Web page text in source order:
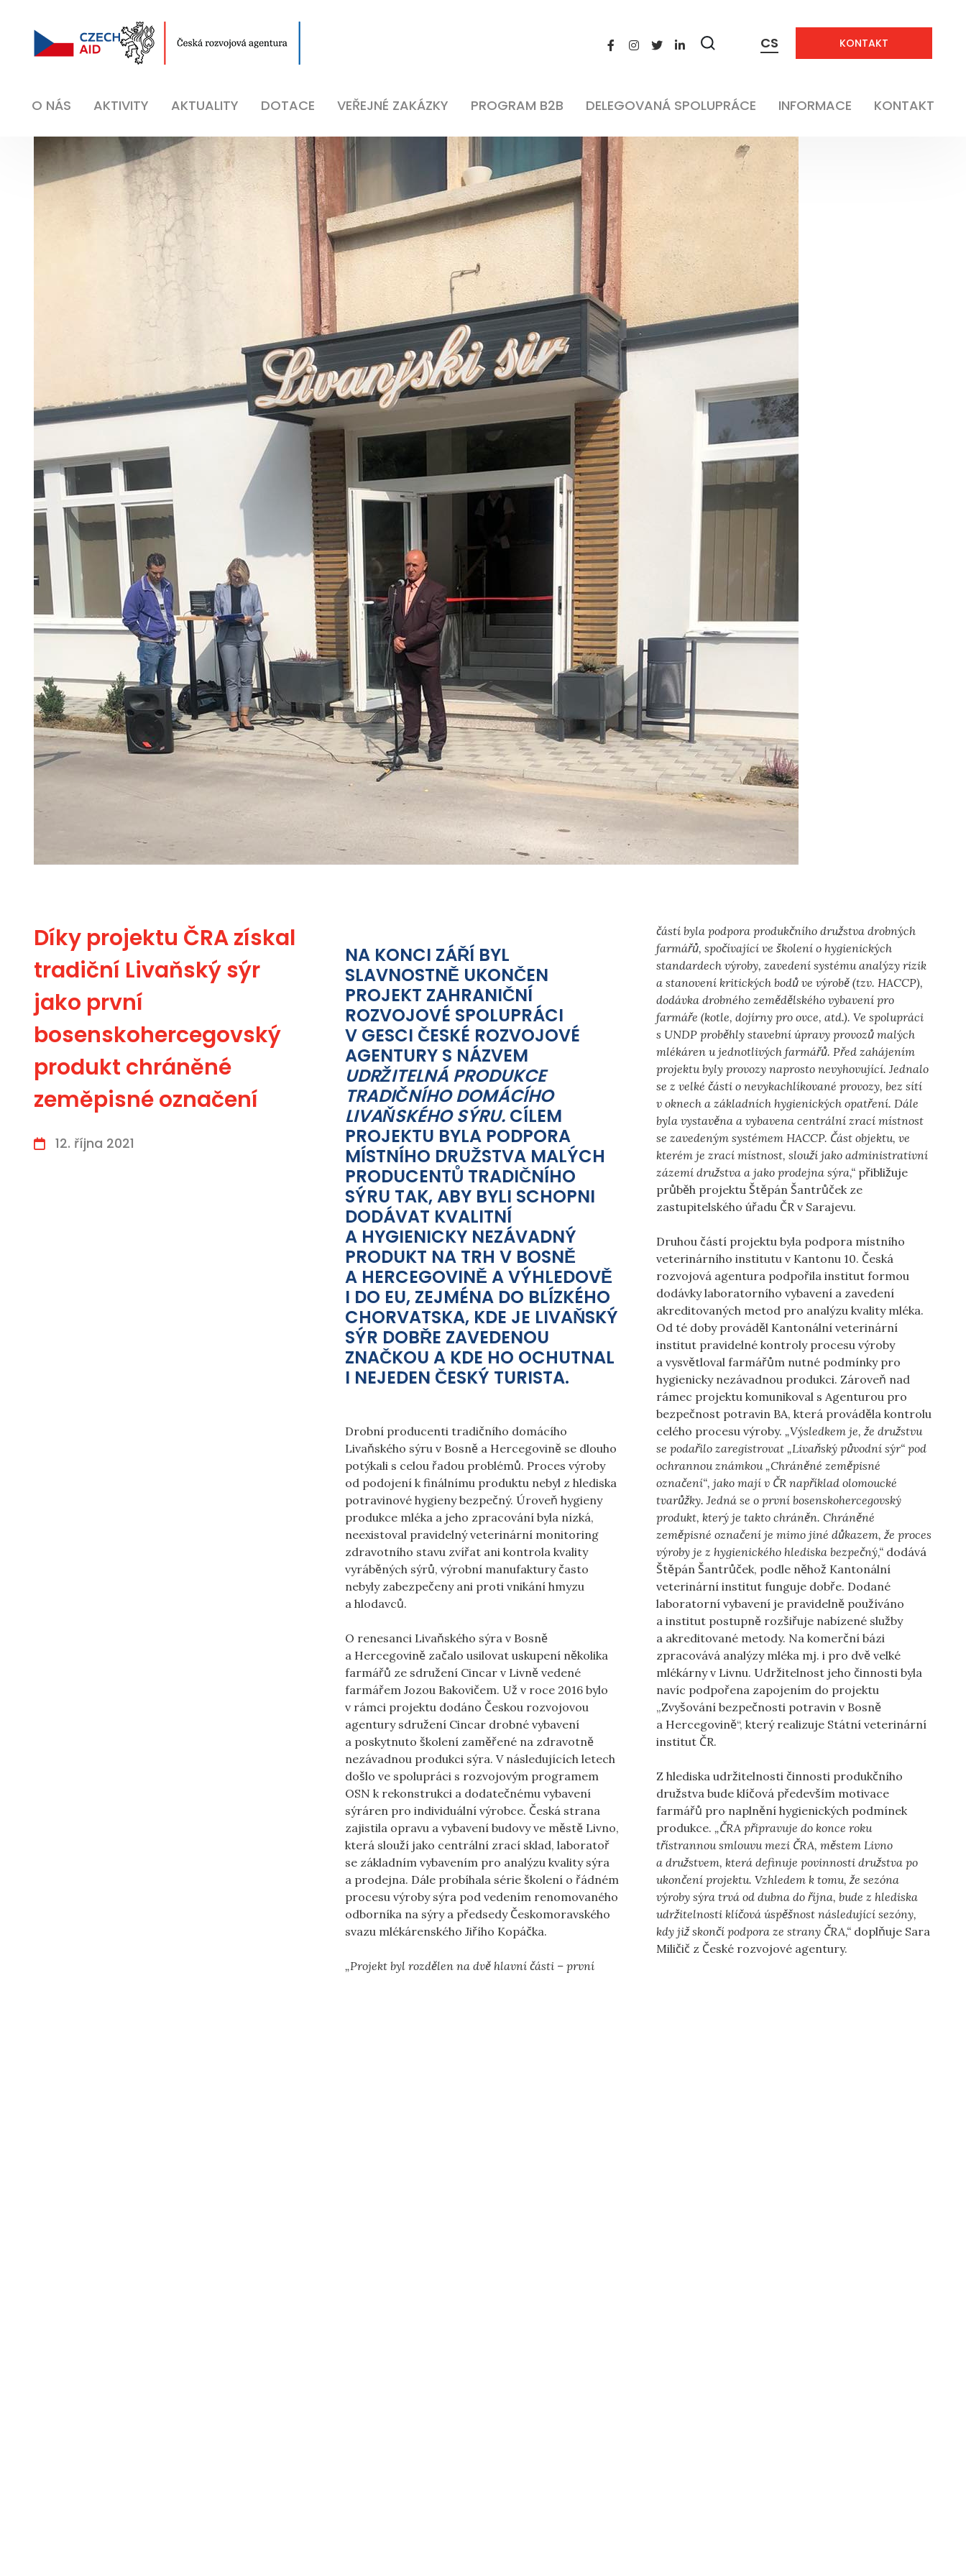
Zobrazit
CS KONTAKT
O NÁS AKTIVITY AKTUALITY DOTACE VEŘEJNÉ ZAKÁZKY PROGRAM B2B DELEGOVANÁ SPOLUPRÁCE INFORMACE KONTAKT
Díky projektu ČRA získal
tradiční Livaňský sýr
jako první
bosenskohercegovský
produkt chráněné
zeměpisné označení
12. října 2021
NA KONCI ZÁŘÍ BYL
SLAVNOSTNĚ UKONČEN
PROJEKT ZAHRANIČNÍ
ROZVOJOVÉ SPOLUPRÁCI
V GESCI ČESKÉ ROZVOJOVÉ
AGENTURY S NÁZVEM
UDRŽITELNÁ PRODUKCE
TRADIČNÍHO DOMÁCÍHO
LIVAŇSKÉHO SÝRU. CÍLEM
PROJEKTU BYLA PODPORA
MÍSTNÍHO DRUŽSTVA MALÝCH
PRODUCENTŮ TRADIČNÍHO
SÝRU TAK, ABY BYLI SCHOPNI
DODÁVAT KVALITNÍ
A HYGIENICKY NEZÁVADNÝ
PRODUKT NA TRH V BOSNĚ
A HERCEGOVINĚ A VÝHLEDOVĚ
I DO EU, ZEJMÉNA DO BLÍZKÉHO
CHORVATSKA, KDE JE LIVAŇSKÝ
SÝR DOBŘE ZAVEDENOU
ZNAČKOU A KDE HO OCHUTNAL
I NEJEDEN ČESKÝ TURISTA.
Drobní producenti tradičního domácího
Livaňského sýru v Bosně a Hercegovině se dlouho
potýkali s celou řadou problémů. Proces výroby
od podojení k finálnímu produktu nebyl z hlediska
potravinové hygieny bezpečný. Úroveň hygieny
produkce mléka a jeho zpracování byla nízká,
neexistoval pravidelný veterinární monitoring
zdravotního stavu zvířat ani kontrola kvality
vyráběných sýrů, výrobní manufaktury často
nebyly zabezpečeny ani proti vnikání hmyzu
a hlodavců.
O renesanci Livaňského sýra v Bosně
a Hercegovině začalo usilovat uskupení několika
farmářů ze sdružení Cincar v Livně vedené
farmářem Jozou Bakovičem. Už v roce 2016 bylo
v rámci projektu dodáno Českou rozvojovou
agentury sdružení Cincar drobné vybavení
a poskytnuto školení zaměřené na zdravotně
nezávadnou produkci sýra. V následujících letech
došlo ve spolupráci s rozvojovým programem
OSN k rekonstrukci a dodatečnému vybavení
sýráren pro individuální výrobce. Česká strana
zajistila opravu a vybavení budovy ve městě Livno,
která slouží jako centrální zrací sklad, laboratoř
se základním vybavením pro analýzu kvality sýra
a prodejna. Dále probíhala série školení o řádném
procesu výroby sýra pod vedením renomovaného
odborníka na sýry a předsedy Českomoravského
svazu mlékárenského Jiřího Kopáčka.
„Projekt byl rozdělen na dvě hlavní části – první
částí byla podpora produkčního družstva drobných
farmářů, spočívající ve školení o hygienických
standardech výroby, zavedení systému analýzy rizik
a stanovení kritických bodů ve výrobě (tzv. HACCP),
dodávka drobného zemědělského vybavení pro
farmáře (kotle, dojírny pro ovce, atd.). Ve spolupráci
s UNDP proběhly stavební úpravy provozů malých
mlékáren u jednotlivých farmářů. Před zahájením
projektu byly provozy naprosto nevyhovující. Jednalo
se z velké části o nevykachlíkované provozy, bez sítí
v oknech a základních hygienických opatření. Dále
byla vystavěna a vybavena centrální zrací místnost
se zavedeným systémem HACCP. Část objektu, ve
kterém je zrací místnost, slouží jako administrativní
zázemí družstva a jako prodejna sýra,“přibližuje
průběh projektu Štěpán Šantrůček ze
zastupitelského úřadu ČR v Sarajevu.
Druhou částí projektu byla podpora místního
veterinárního institutu v Kantonu 10. Česká
rozvojová agentura podpořila institut formou
dodávky laboratorního vybavení a zavedení
akreditovaných metod pro analýzu kvality mléka.
Od té doby prováděl Kantonální veterinární
institut pravidelné kontroly procesu výroby
a vysvětloval farmářům nutné podmínky pro
hygienicky nezávadnou produkci. Zároveň nad
rámec projektu komunikoval s Agenturou pro
bezpečnost potravin BA, která prováděla kontrolu
celého procesu výroby. „Výsledkem je, že družstvu
se podařilo zaregistrovat „Livaňský původní sýr“ pod
ochrannou známkou „Chráněné zeměpisné
označení“, jako mají v ČR například olomoucké
tvarůžky. Jedná se o první bosenskohercegovský
produkt, který je takto chráněn. Chráněné
zeměpisné označení je mimo jiné důkazem, že proces
výroby je z hygienického hlediska bezpečný,“dodává
Štěpán Šantrůček, podle něhož Kantonální
veterinární institut funguje dobře. Dodané
laboratorní vybavení je pravidelně používáno
a institut postupně rozšiřuje nabízené služby
a akreditované metody. Na komerční bázi
zpracovává analýzy mléka mj. i pro dvě velké
mlékárny v Livnu. Udržitelnost jeho činnosti byla
navíc podpořena zapojením do projektu
„Zvyšování bezpečnosti potravin v Bosně
a Hercegovině“, který realizuje Státní veterinární
institut ČR.
Z hlediska udržitelnosti činnosti produkčního
družstva bude klíčová především motivace
farmářů pro naplnění hygienických podmínek
produkce. „ČRA připravuje do konce roku
třístrannou smlouvu mezi ČRA, městem Livno
a družstvem, která definuje povinnosti družstva po
ukončení projektu. Vzhledem k tomu, že sezóna
výroby sýra trvá od dubna do října, bude z hlediska
udržitelnosti klíčová úspěšnost následující sezóny,
kdy již skončí podpora ze strany ČRA,“doplňuje Sara
Miličič z České rozvojové agentury.